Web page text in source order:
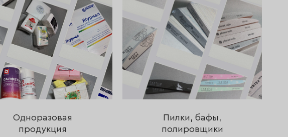
Одноразовая
продукция
Пилки, бафы,
полировщики